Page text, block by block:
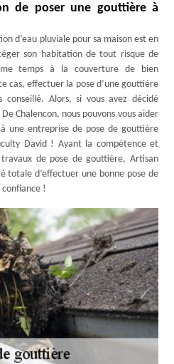
de poser une gouttière à
d’eau pluviale pour sa maison est en
son habitation de tout risque de
temps à la couverture de bien
cas, effectuer la pose d’une gouttière
Alors, si vous avez décidé
Chalencon, nous pouvons vous aider
une entreprise de pose de gouttière
David ! Ayant la compétence et
travaux de pose de gouttière, Artisan
totale d’effectuer une bonne pose de
!